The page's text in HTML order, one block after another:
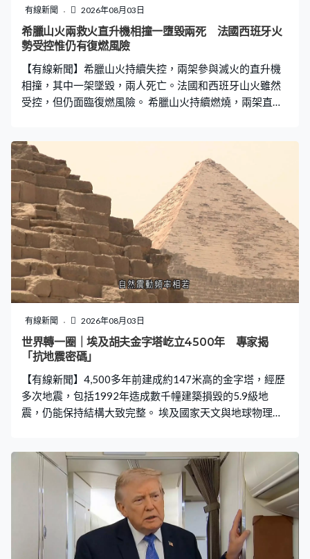
繼續救火和用推土機開闢防火帶，約1,360平方公里草原被
燒毀。
有線新聞 2026年08月03日
希臘山火兩救火直升機相撞一墮毀兩死 法國西班牙火
勢受控惟仍有復燃風險
【有線新聞】希臘山火持續失控，兩架參與滅火的直升機
相撞，其中一架墜毀，兩人死亡。法國和西班牙山火雖然
受控，但仍面臨復燃風險。 希臘山火持續燃燒，兩架直升
被撞的直升機起火墜毀。機上的丹麥籍機師和一名希臘消
防聯絡員死亡，另一架機事後緊急降落，機上兩人包括英
國籍機師倖存。兩架機由希臘消防向私人企業租用，同款
直升機事後停駛，未知會否拖慢滅火進度。 希臘的強風風
速一度達每小時100公里，令最大面積的火場阿提卡維奧
蒂亞山火仍未受控，火勢更蔓延至沿海渡假城鎮赫爾梅諾
港，消防員加緊灌救，約300人緊急疏散。山火至今摧毀
雅典西北部逾100戶民居，更威脅阿提卡工業區。當局派
出約500名消防員參與灌救，較早前已有3名消防員在撲救
山火期間殉職。同樣是旅遊勝地的西部凱法利尼亞島亦發
生山火逼近民居。 另一邊，法國南部城市卡爾卡松一條高
速公路上的汽車著火，冒出濃煙和火光，消防指火場面積
一度達100公頃，但火勢已受控未有進一步蔓延。西班牙
火釀成山火，疏散800人。 &
有線新聞 2026年08月03日
世界轉一圈｜埃及胡夫金字塔屹立4500年 專家揭
「抗地震密碼」
【有線新聞】4,500多年前建成約147米高的金字塔，經歷
多次地震，包括1992年造成數千幢建築損毀的5.9級地
震，仍能保持結構大致完整。 埃及國家天文與地球物理研
場地特徵和地震反應，是工程地震學一種廣泛應用的技
術。 在胡夫金字塔內部、建築物料及附近土壤等37處紀錄
環境震動數據，包括人類活動、海浪或氣候變化所產生的
震動，發現金字塔底至頂部以至內部結構錄得的自然震動
頻率相若，平均是約2.3赫茲，是人類不易察覺的震動頻
率，有助減低地震時可能引致內部受壓，甚至出現裂縫的